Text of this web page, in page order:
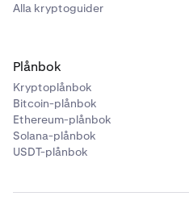
Alla kryptoguider
Plånbok
Kryptoplånbok
Bitcoin-plånbok
Ethereum-plånbok
Solana-plånbok
USDT-plånbok